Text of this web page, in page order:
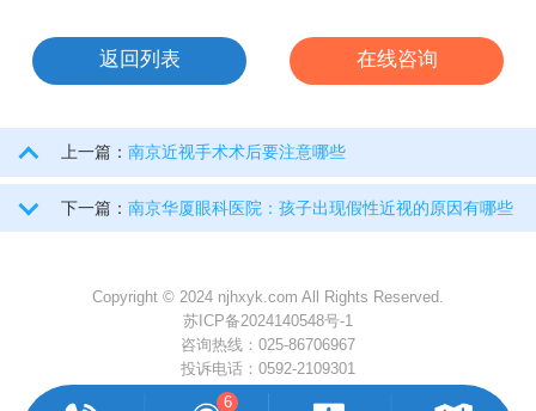
返回列表 在线咨询
上一篇： 南京近视手术术后要注意哪些
下一篇： 南京华厦眼科医院：孩子出现假性近视的原因有哪些
Copyright © 2024 njhxyk.com All Rights Reserved.
苏ICP备2024140548号-1
咨询热线： 025-86706967
投诉电话： 0592-2109301
6